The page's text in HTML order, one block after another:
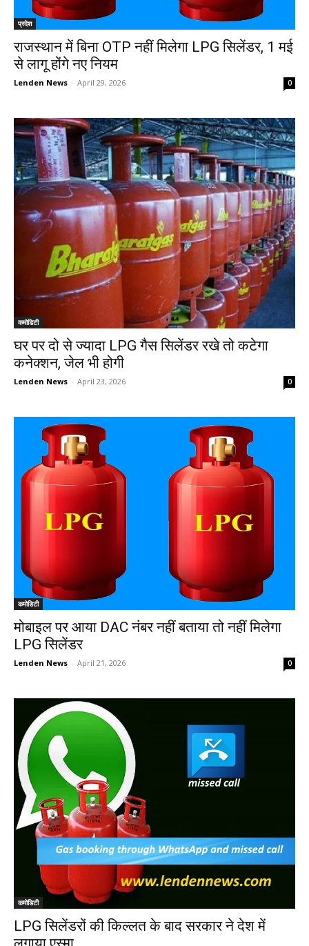
प्रदेश
राजस्थान में बिना OTP नहीं मिलेगा LPG सिलेंडर, 1 मई
से लागू होंगे नए नियम
Lenden News - April 29, 2026 0
कमोडिटी
घर पर दो से ज्यादा LPG गैस सिलेंडर रखे तो कटेगा
कनेक्शन, जेल भी होगी
Lenden News - April 23, 2026 0
कमोडिटी
मोबाइल पर आया DAC नंबर नहीं बताया तो नहीं मिलेगा
LPG सिलेंडर
Lenden News - April 21, 2026 0
कमोडिटी
LPG सिलेंडरों की किल्लत के बाद सरकार ने देश में